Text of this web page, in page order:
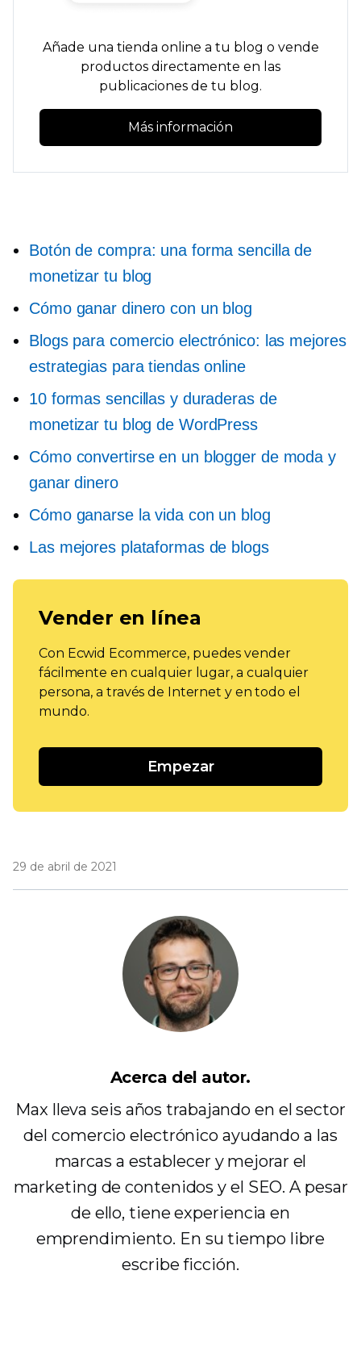
Añade una tienda online a tu blog o vende
productos directamente en las
publicaciones de tu blog.
Más información
Botón de compra: una forma sencilla de
monetizar tu blog
Cómo ganar dinero con un blog
Blogs para comercio electrónico: las mejores
estrategias para tiendas online
10 formas sencillas y duraderas de
monetizar tu blog de WordPress
Cómo convertirse en un blogger de moda y
ganar dinero
Cómo ganarse la vida con un blog
Las mejores plataformas de blogs
Vender en línea
Con Ecwid Ecommerce, puedes vender
fácilmente en cualquier lugar, a cualquier
persona, a través de Internet y en todo el
mundo.
Empezar
29 de abril de 2021
Acerca del autor.
Max lleva seis años trabajando en el sector
del comercio electrónico ayudando a las
marcas a establecer y mejorar el
marketing de contenidos y el SEO. A pesar
de ello, tiene experiencia en
emprendimiento. En su tiempo libre
escribe ficción.